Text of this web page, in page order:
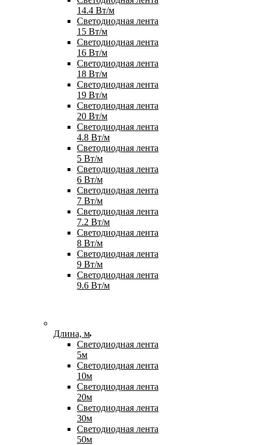
14.4 Вт/м
Светодиодная лента
15 Вт/м
Светодиодная лента
16 Вт/м
Светодиодная лента
18 Вт/м
Светодиодная лента
19 Вт/м
Светодиодная лента
20 Вт/м
Светодиодная лента
4.8 Вт/м
Светодиодная лента
5 Вт/м
Светодиодная лента
6 Вт/м
Светодиодная лента
7 Вт/м
Светодиодная лента
7.2 Вт/м
Светодиодная лента
8 Вт/м
Светодиодная лента
9 Вт/м
Светодиодная лента
9.6 Вт/м
Длина, м
Светодиодная лента
5м
Светодиодная лента
10м
Светодиодная лента
20м
Светодиодная лента
30м
Светодиодная лента
50м